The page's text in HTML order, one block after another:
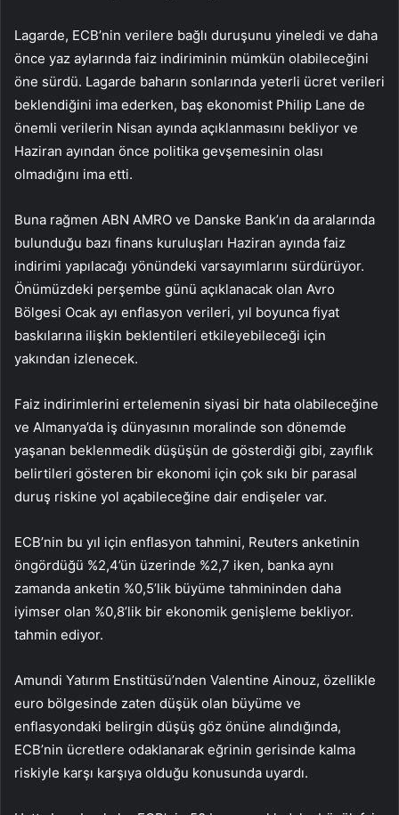
Lagarde, ECB’nin verilere bağlı duruşunu yineledi ve daha
önce yaz aylarında faiz indiriminin mümkün olabileceğini
öne sürdü. Lagarde baharın sonlarında yeterli ücret verileri
beklendiğini ima ederken, baş ekonomist Philip Lane de
önemli verilerin Nisan ayında açıklanmasını bekliyor ve
Haziran ayından önce politika gevşemesinin olası
olmadığını ima etti.
Buna rağmen ABN AMRO ve Danske Bank’ın da aralarında
bulunduğu bazı finans kuruluşları Haziran ayında faiz
indirimi yapılacağı yönündeki varsayımlarını sürdürüyor.
Önümüzdeki perşembe günü açıklanacak olan Avro
Bölgesi Ocak ayı enflasyon verileri, yıl boyunca fiyat
baskılarına ilişkin beklentileri etkileyebileceği için
yakından izlenecek.
Faiz indirimlerini ertelemenin siyasi bir hata olabileceğine
ve Almanya’da iş dünyasının moralinde son dönemde
yaşanan beklenmedik düşüşün de gösterdiği gibi, zayıflık
belirtileri gösteren bir ekonomi için çok sıkı bir parasal
duruş riskine yol açabileceğine dair endişeler var.
ECB’nin bu yıl için enflasyon tahmini, Reuters anketinin
öngördüğü %2,4’ün üzerinde %2,7 iken, banka aynı
zamanda anketin %0,5’lik büyüme tahmininden daha
iyimser olan %0,8’lik bir ekonomik genişleme bekliyor.
tahmin ediyor.
Amundi Yatırım Enstitüsü’nden Valentine Ainouz, özellikle
euro bölgesinde zaten düşük olan büyüme ve
enflasyondaki belirgin düşüş göz önüne alındığında,
ECB’nin ücretlere odaklanarak eğrinin gerisinde kalma
riskiyle karşı karşıya olduğu konusunda uyardı.